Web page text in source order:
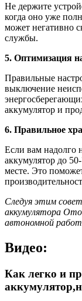
Не держите
когда оно уже
может негативно
службы.
5. Оптимизация
Правильные
выключение
аккумулятор и
6. Правильное
Если вам надолго
аккумулятор до
месте. Это
Следуя этим
аккумулятора
автономной
Видео:
Как легко и